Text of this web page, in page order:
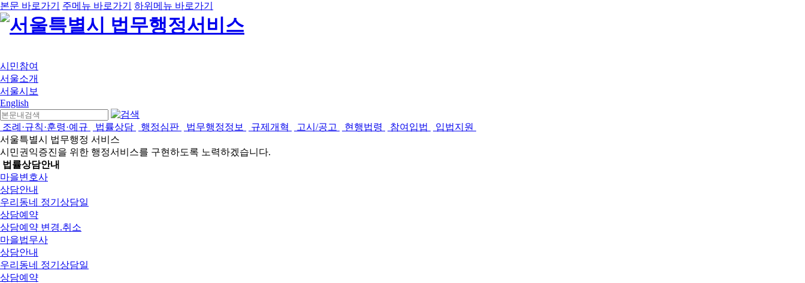
본문 바로가기 주메뉴 바로가기 하위메뉴 바로가기
시민참여
서울소개
서울시보
English
조례·규칙·훈령·예규 법률상담 행정심판 법무행정정보 규제개혁 고시/공고 현행법령 참여입법
입법지원
서울특별시 법무행정 서비스
시민권익증진을 위한 행정서비스를 구현하도록 노력하겠습니다.
법률상담안내
마을변호사
상담안내
우리동네 정기상담일
상담예약
상담예약 변경.취소
마을법무사
상담안내
우리동네 정기상담일
상담예약